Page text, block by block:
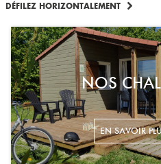
DÉFILEZ HORIZONTALEMENT
NOS